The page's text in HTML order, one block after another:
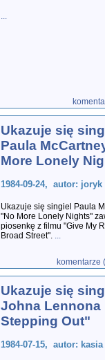
...
Ukazuje się
Paula
More Lonely
1984-09-24, autor: joryk
Ukazuje się singiel Paula
"No More Lonely Nights"
piosenkę z filmu "Give My
Broad Street". ...
komentarze
Ukazuje się
Johna Lennona
Stepping Out"
1984-07-15, autor: kasia